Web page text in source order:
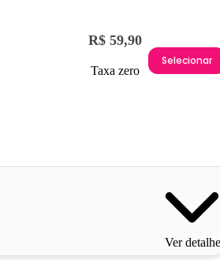
R$ 59,90
Taxa zero
Selecionar
Ver